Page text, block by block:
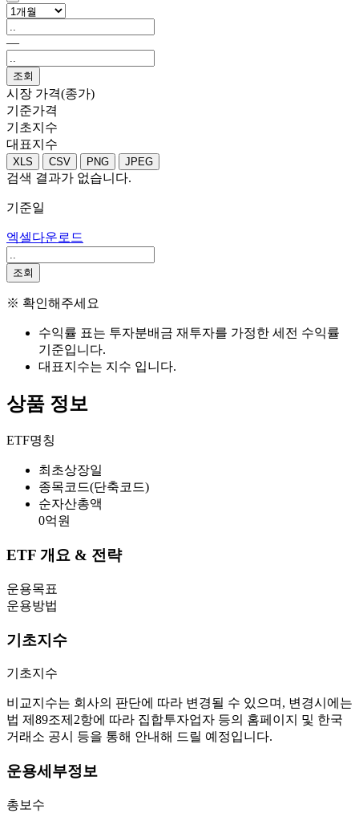
―
조회
시장 가격(종가)
기준가격
기초지수
대표지수
XLS CSV PNG JPEG
검색 결과가 없습니다.
기준일
엑셀다운로드
조회
※ 확인해주세요
수익률 표는 투자분배금 재투자를 가정한 세전 수익률
기준입니다.
대표지수는 지수 입니다.
상품 정보
ETF명칭
최초상장일
종목코드(단축코드)
순자산총액
0억원
ETF 개요 & 전략
운용목표
운용방법
기초지수
기초지수
비교지수는 회사의 판단에 따라 변경될 수 있으며, 변경시에는
법 제89조제2항에 따라 집합투자업자 등의 홈페이지 및 한국
거래소 공시 등을 통해 안내해 드릴 예정입니다.
운용세부정보
총보수